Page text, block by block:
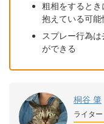
粗相をすると
抱えている可能
スプレー行為
ができる
桐谷 肇
ライター